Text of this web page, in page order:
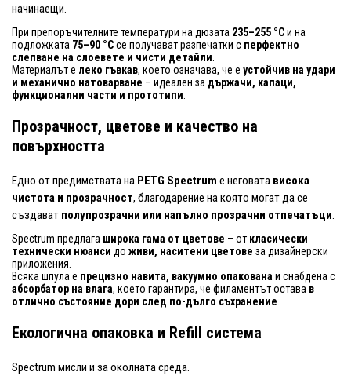
начинаещи.
При препоръчителните температури на дюзата 235–255 °Cи на
подложката 75–90 °Cсе получават разпечатки с перфектно
слепване на слоевете и чисти детайли
Материалът е леко гъвкав, което означава, че е устойчив на удари
и механично натоварване – идеален за държачи, капаци,
функционални части и прототипи
Прозрачност, цветове и качество на
повърхността
Едно от предимствата на PETG Spectrum е неговата висока
чистота и прозрачност, благодарение на която могат да се
създават полупрозрачни или напълно прозрачни отпечатъци.
Spectrum предлага широка гама от цветове – от класически
технически нюанси до живи, наситени цветове за дизайнерски
приложения.
Всяка шпула е прецизно навита, вакуумно опакована и снабдена с
абсорбатор на влага, което гарантира, че филаментът остава в
отлично състояние дори след по-дълго съхранение
Екологична опаковка и Refill система
Spectrum мисли и за околната среда.